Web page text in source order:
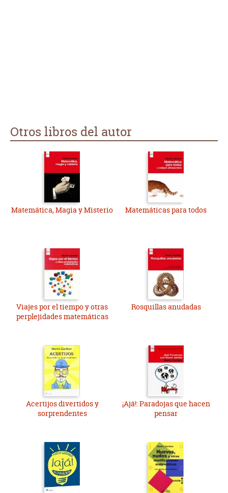
Otros libros del autor
Matemática, Magia y Misterio Matemáticas para todos
Viajes por el tiempo y otras
perplejidades matemáticas
Rosquillas anudadas
Acertijos divertidos y
sorprendentes
¡Ajá!: Paradojas que hacen
pensar